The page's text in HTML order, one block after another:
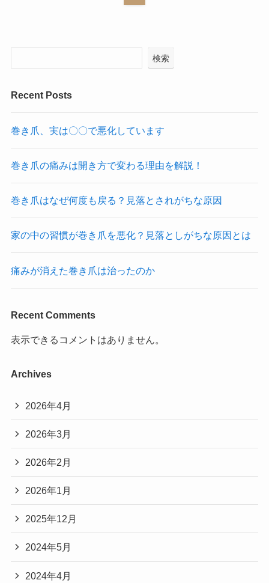
検索
Recent Posts
巻き爪、実は〇〇で悪化しています
巻き爪の痛みは開き方で変わる理由を解説！
巻き爪はなぜ何度も戻る？見落とされがちな原因
家の中の習慣が巻き爪を悪化？見落としがちな原因とは
痛みが消えた巻き爪は治ったのか
Recent Comments
表示できるコメントはありません。
Archives
2026年4月
2026年3月
2026年2月
2026年1月
2025年12月
2024年5月
2024年4月